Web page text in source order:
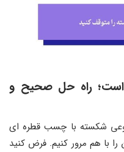
؛ راه حل صحیح و
شکسته با چسب قطره ای
با هم مرور کنیم. فرض کنید